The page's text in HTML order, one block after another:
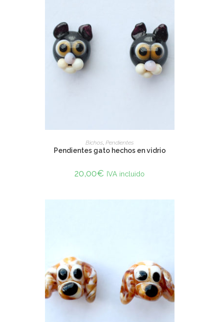
SELECT OPTIONS
Bichos Pendientes
Pendientes gato hechos en vidrio
20,00€ IVA incluido